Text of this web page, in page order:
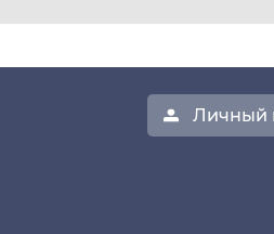
Личный